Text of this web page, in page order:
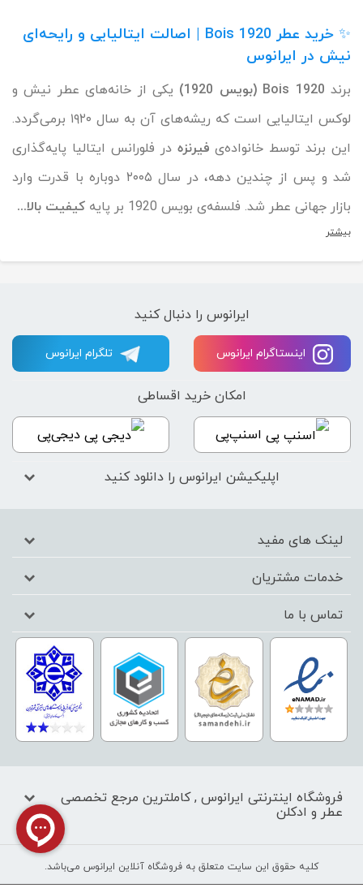
✨
خرید عطر Bois 1920 | اصالت ایتالیایی و رایحه‌ای
نیش در ایرانوس
برند Bois 1920 (بویس 1920)
یکی از خانه‌های عطر نیش و
لوکس ایتالیایی است که ریشه‌های آن به سال ۱۹۲۰ برمی‌گردد.
این برند توسط خانواده‌ی فیرنزه در فلورانس ایتالیا پایه‌گذاری
شد و پس از چندین دهه، در سال ۲۰۰۵ دوباره با قدرت وارد
بازار جهانی عطر شد. فلسفه‌ی بویس 1920 بر پایه
کیفیت بالا...
بیشتر
ایرانوس را دنبال کنید
تلگرام ایرانوس اینستاگرام ایرانوس
امکان خرید اقساطی
اسنپ‌پی دیجی‌پی
اپلیکیشن ایرانوس را دانلود کنید
لینک های مفید
خدمات مشتریان
تماس با ما
فروشگاه اینترنتی ایرانوس , کاملترین مرجع تخصصی
عطر و ادکلن
کليه حقوق اين سايت متعلق به فروشگاه آنلاین ایرانوس می‌باشد.